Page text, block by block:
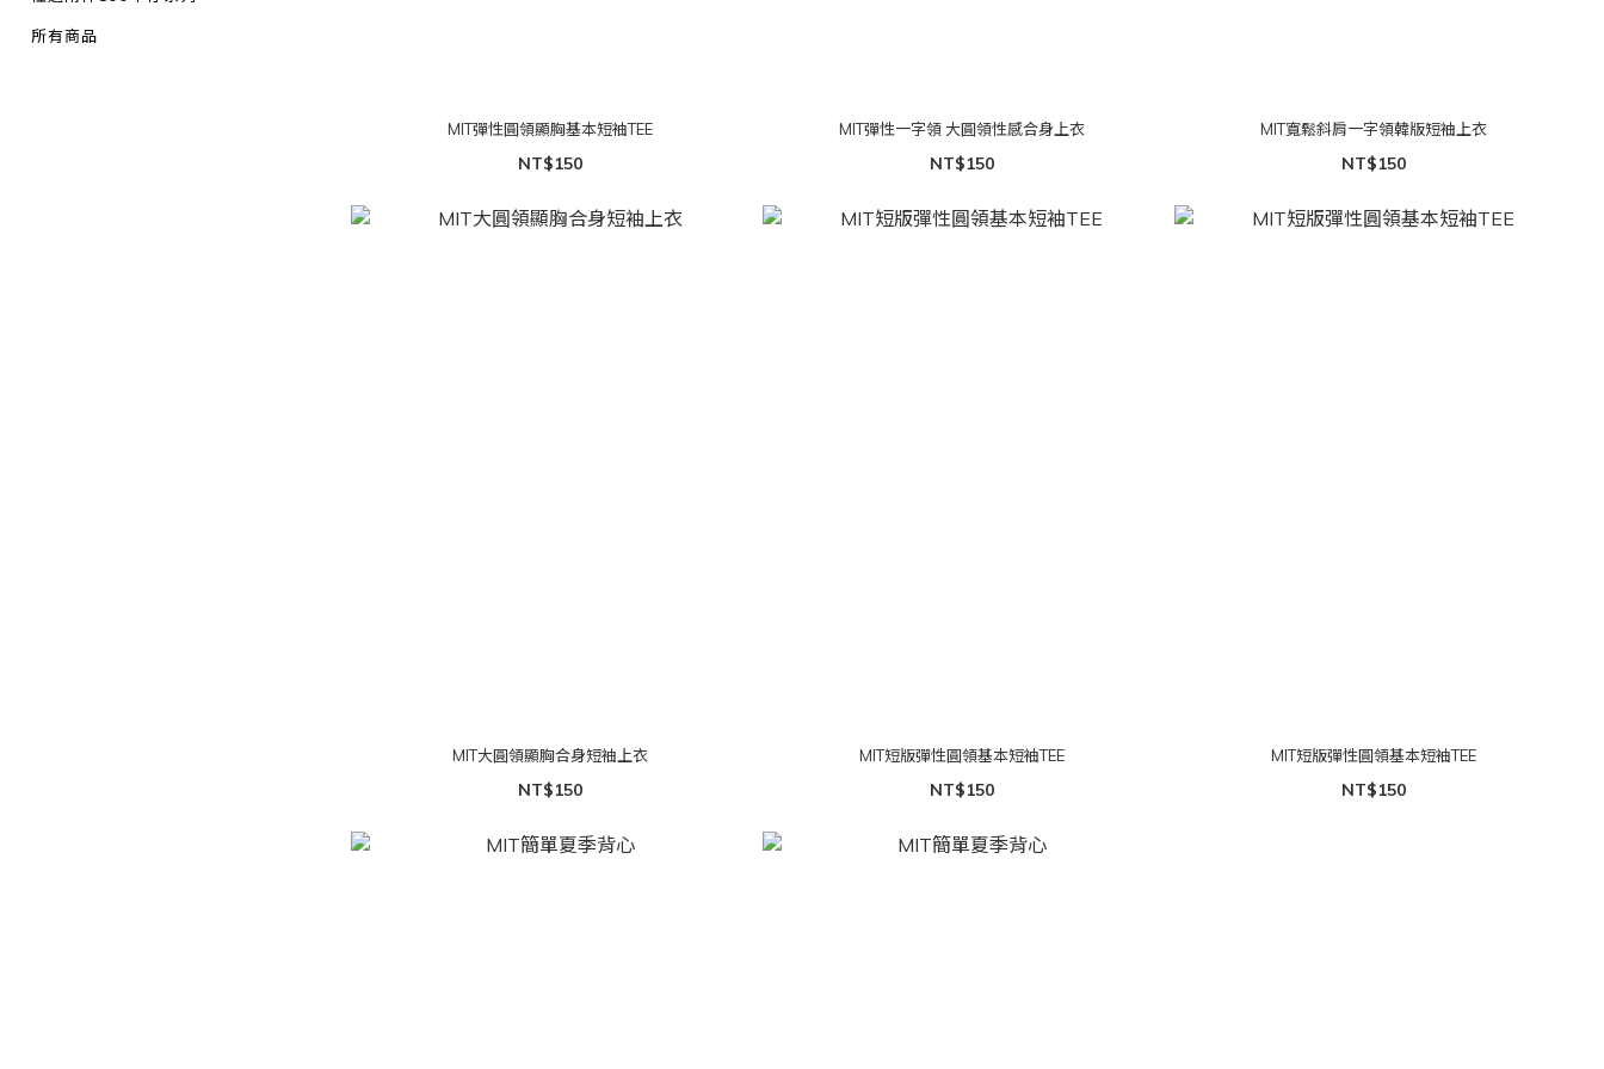
所有商品
MIT彈性圓領顯胸基本短袖TEE
NT$150
MIT彈性一字領 大圓領性感合身上衣
NT$150
MIT寬鬆斜肩一字領韓版短袖上衣
NT$150
MIT大圓領顯胸合身短袖上衣
NT$150
MIT短版彈性圓領基本短袖TEE
NT$150
MIT短版彈性圓領基本短袖TEE
NT$150